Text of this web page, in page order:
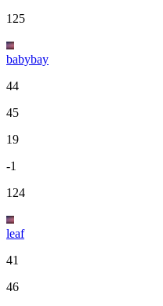
125
babybay
44
45
19
-1
124
leaf
41
46